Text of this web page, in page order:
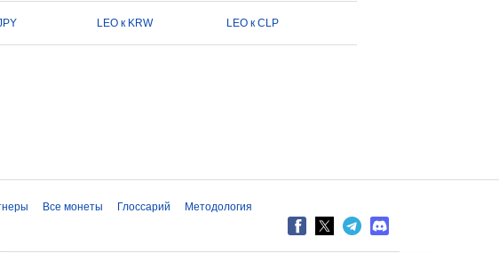
LEO к KRW LEO к CLP
Все монеты Глоссарий
Методология